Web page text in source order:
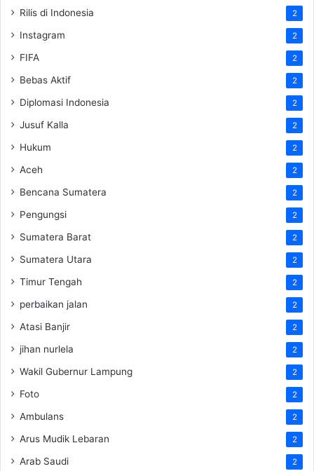
Rilis di Indonesia 2
Instagram 2
FIFA 2
Bebas Aktif 2
Diplomasi Indonesia 2
Jusuf Kalla 2
Hukum 2
Aceh 2
Bencana Sumatera 2
Pengungsi 2
Sumatera Barat 2
Sumatera Utara 2
Timur Tengah 2
perbaikan jalan 2
Atasi Banjir 2
jihan nurlela 2
Wakil Gubernur Lampung 2
Foto 2
Ambulans 2
Arus Mudik Lebaran 2
Arab Saudi 2